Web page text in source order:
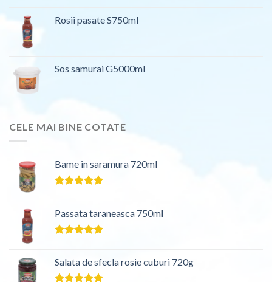
Rosii pasate S750ml
Sos samurai G5000ml
CELE MAI BINE COTATE
Bame in saramura 720ml
Passata taraneasca 750ml
Salata de sfecla rosie cuburi 720g